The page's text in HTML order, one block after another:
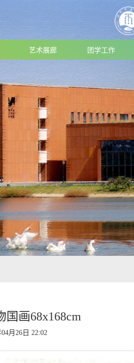
艺术展廊 团学工作
国画68x168cm
04月26日 22:02